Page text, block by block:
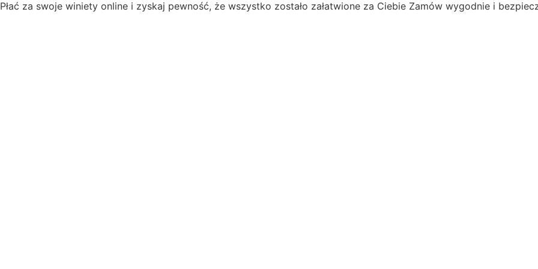
Płać za swoje winiety online i zyskaj pewność, że wszystko zostało załatwione za Ciebie Zamów wygodnie i